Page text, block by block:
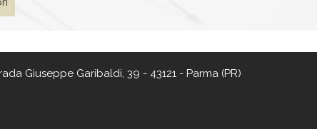
Giuseppe Garibaldi, 39 - 43121 - Parma (PR)